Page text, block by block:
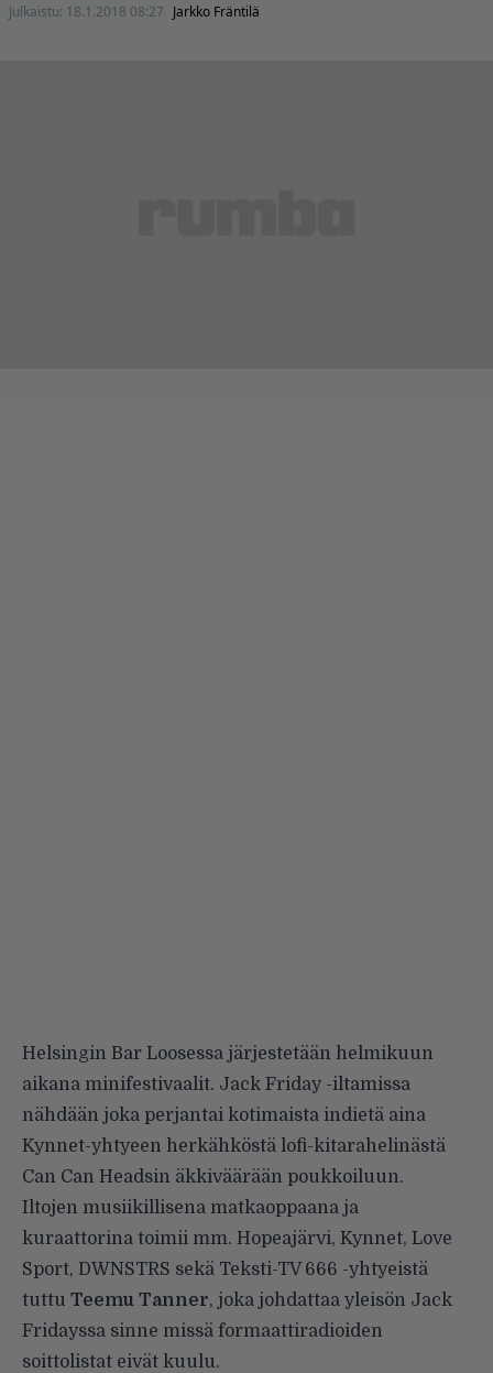
Julkaistu: 18.1.2018 08:27 Jarkko Fräntilä
Helsingin Bar Loosessa järjestetään helmikuun
aikana minifestivaalit. Jack Friday -iltamissa
nähdään joka perjantai kotimaista indietä aina
Kynnet-yhtyeen herkähköstä lofi-kitarahelinästä
Can Can Headsin äkkiväärään poukkoiluun.
Iltojen musiikillisena matkaoppaana ja
kuraattorina toimii mm. Hopeajärvi, Kynnet, Love
Sport, DWNSTRS sekä Teksti-TV 666 -yhtyeistä
tuttu Teemu Tanner, joka johdattaa yleisön Jack
Fridayssa sinne missä formaattiradioiden
soittolistat eivät kuulu.